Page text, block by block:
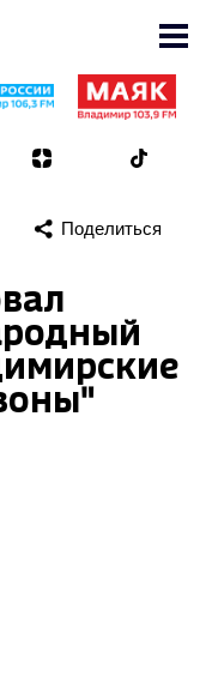
Поделиться